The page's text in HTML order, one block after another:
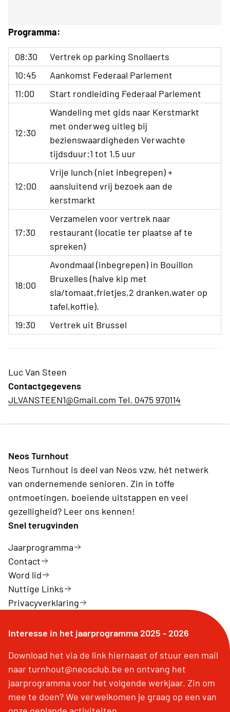
Programma:
08:30
Vertrek op parking Snollaerts
10:45
Aankomst Federaal Parlement
11:00
Start rondleiding Federaal Parlement
12:30
Wandeling met gids naar Kerstmarkt
met onderweg uitleg bij
bezienswaardigheden Verwachte
tijdsduur:1 tot 1.5 uur
12:00
Vrije lunch (niet inbegrepen) +
aansluitend vrij bezoek aan de
kerstmarkt
17:30
Verzamelen voor vertrek naar
restaurant (locatie ter plaatse af te
spreken)
18:00
Avondmaal (inbegrepen) in Bouillon
Bruxelles (halve kip met
sla/tomaat,frietjes,2 dranken,water op
tafel,koffie).
19:30
Vertrek uit Brussel
Luc Van Steen
Contactgegevens
JLVANSTEEN1@Gmail.com Tel. 0475 970114
Neos Turnhout
Neos Turnhout is deel van Neos vzw, hét netwerk
van ondernemende senioren. Zin in toffe
ontmoetingen, boeiende uitstappen en veel
gezelligheid? Leer ons kennen!
Snel terugvinden
Jaarprogramma
Contact
Word lid
Nuttige Links
Privacyverklaring
Interesse in het jaarprogramma 2025 - 2026
Download het via de link hiernaast of stuur een mail
naar turnhout@neosclub.be en ontvang het
jaarprogramma voor het volgende werkjaar. Zin om
mee te doen? We verwelkomen je graag op een van